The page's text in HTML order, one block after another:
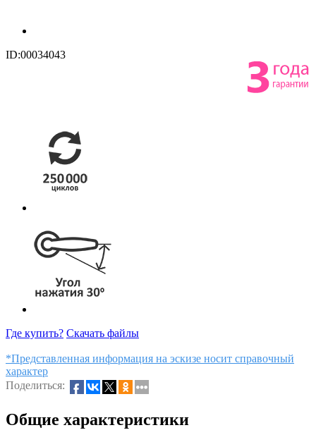
ID:00034043
Где купить? Скачать файлы
*Представленная информация на эскизе носит справочный
характер
Поделиться:
Общие характеристики